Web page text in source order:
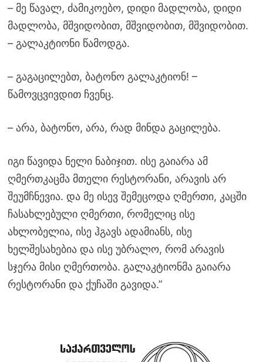
– მე წავალ, ძამიკოებო, დიდი მადლობა, დიდი
მადლობა, მშვიდობით, მშვიდობით, მშვიდობით.
– გალაკტიონი წამოდგა.
– გაგაცილებთ, ბატონო გალაკტიონ! –
წამოვცვივდით ჩვენც.
– არა, ბატონო, არა, რად მინდა გაცილება.
იგი წავიდა ნელი ნაბიჯით. ისე გაიარა ამ
ღმერთკაცმა მთელი რესტორანი, არავის არ
შეუმჩნევია. და მე ისევ შემეცოდა ღმერთი, კაცში
ჩასახლებული ღმერთი, რომელიც ისე
ახლობელია, ისე ჰგავს ადამიანს, ისე
ხელშესახებია და ისე უბრალო, რომ არავის
სჯერა მისი ღმერთობა. გალაკტიონმა გაიარა
რესტორანი და ქუჩაში გავიდა.”